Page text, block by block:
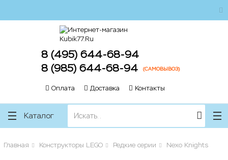
8 (495) 644-68-94
8 (985) 644-68-94
(САМОВЫВОЗ)
Оплата Доставка Контакты
Каталог
Главная Конструкторы LEGO Редкие серии Nexo Knights